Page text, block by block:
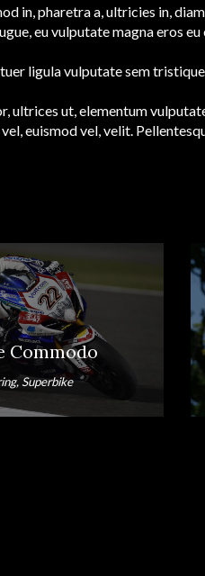
in, pharetra a, ultricies in,
eu vulputate magna eros
ligula vulputate sem
ultrices ut, elementum
euismod vel, velit.
Commodo
Superbike